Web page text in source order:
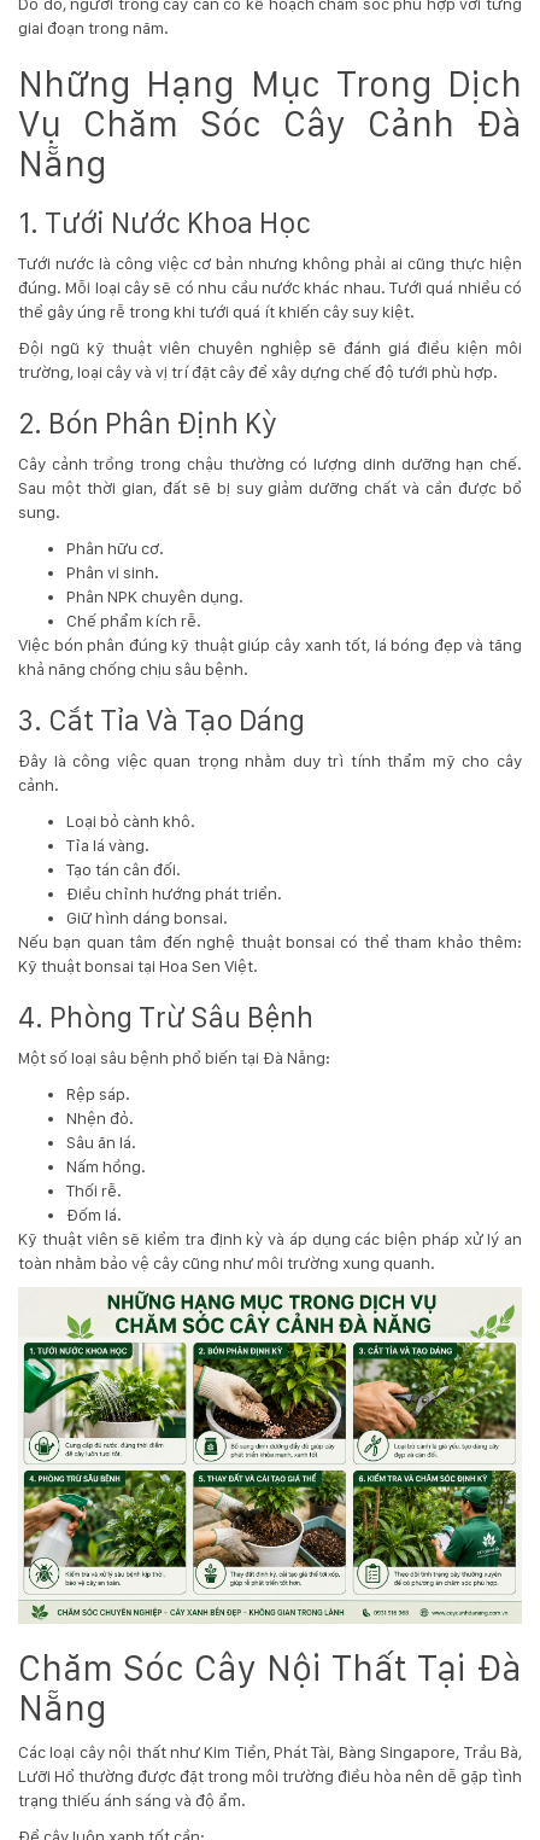
giai đoạn trong năm.
Những Hạng Mục Trong Dịch
Vụ Chăm Sóc Cây Cảnh Đà
Nẵng
1. Tưới Nước Khoa Học
Tưới nước là công việc cơ bản nhưng không phải ai cũng thực hiện
đúng. Mỗi loại cây sẽ có nhu cầu nước khác nhau. Tưới quá nhiều có
thể gây úng rễ trong khi tưới quá ít khiến cây suy kiệt.
Đội ngũ kỹ thuật viên chuyên nghiệp sẽ đánh giá điều kiện môi
trường, loại cây và vị trí đặt cây để xây dựng chế độ tưới phù hợp.
2. Bón Phân Định Kỳ
Cây cảnh trồng trong chậu thường có lượng dinh dưỡng hạn chế.
Sau một thời gian, đất sẽ bị suy giảm dưỡng chất và cần được bổ
sung.
Phân hữu cơ.
Phân vi sinh.
Phân NPK chuyên dụng.
Chế phẩm kích rễ.
Việc bón phân đúng kỹ thuật giúp cây xanh tốt, lá bóng đẹp và tăng
khả năng chống chịu sâu bệnh.
3. Cắt Tỉa Và Tạo Dáng
Đây là công việc quan trọng nhằm duy trì tính thẩm mỹ cho cây
cảnh.
Loại bỏ cành khô.
Tỉa lá vàng.
Tạo tán cân đối.
Điều chỉnh hướng phát triển.
Giữ hình dáng bonsai.
Nếu bạn quan tâm đến nghệ thuật bonsai có thể tham khảo thêm:
Kỹ thuật bonsai tại Hoa Sen Việt.
4. Phòng Trừ Sâu Bệnh
Một số loại sâu bệnh phổ biến tại Đà Nẵng:
Rệp sáp.
Nhện đỏ.
Sâu ăn lá.
Nấm hồng.
Thối rễ.
Đốm lá.
Kỹ thuật viên sẽ kiểm tra định kỳ và áp dụng các biện pháp xử lý an
toàn nhằm bảo vệ cây cũng như môi trường xung quanh.
Chăm Sóc Cây Nội Thất Tại Đà
Nẵng
Các loại cây nội thất như Kim Tiền, Phát Tài, Bàng Singapore, Trầu Bà,
Lưỡi Hổ thường được đặt trong môi trường điều hòa nên dễ gặp tình
trạng thiếu ánh sáng và độ ẩm.
Để cây luôn xanh tốt cần: